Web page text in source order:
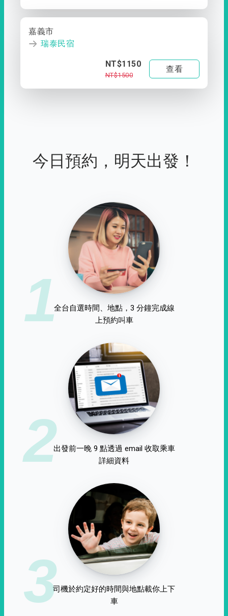
嘉義市
瑞泰民宿
NT$1150
NT$1500
查看
今日預約，明天出發！
1全台自選時間、地點，3 分鐘完成線
上預約叫車
2出發前一晚 9 點透過 email 收取乘車
詳細資料
3司機於約定好的時間與地點載你上下
車